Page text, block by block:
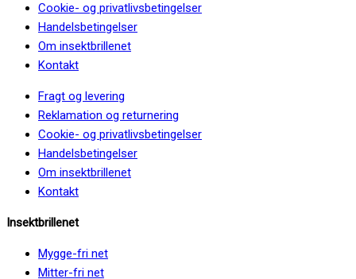
Cookie- og privatlivsbetingelser
Handelsbetingelser
Om insektbrillenet
Kontakt
Fragt og levering
Reklamation og returnering
Cookie- og privatlivsbetingelser
Handelsbetingelser
Om insektbrillenet
Kontakt
Insektbrillenet
Mygge-fri net
Mitter-fri net